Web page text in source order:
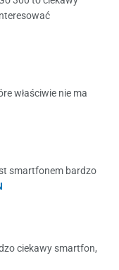
właściwie nie ma
smartfonem bardzo
ciekawy smartfon,